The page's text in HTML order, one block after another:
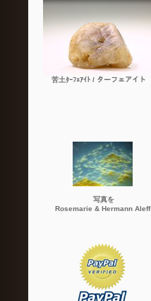
苦土ﾀｰﾌｪｱｲﾄ / ターフェアイト
写真を
Rosemarie & Hermann Aleff